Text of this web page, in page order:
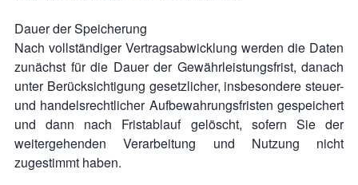
Dauer der Speicherung
Nach vollständiger Vertragsabwicklung werden die Daten
zunächst für die Dauer der Gewährleistungsfrist, danach
unter Berücksichtigung gesetzlicher, insbesondere steuer-
und handelsrechtlicher Aufbewahrungsfristen gespeichert
und dann nach Fristablauf gelöscht, sofern Sie der
weitergehenden Verarbeitung und Nutzung nicht
zugestimmt haben.